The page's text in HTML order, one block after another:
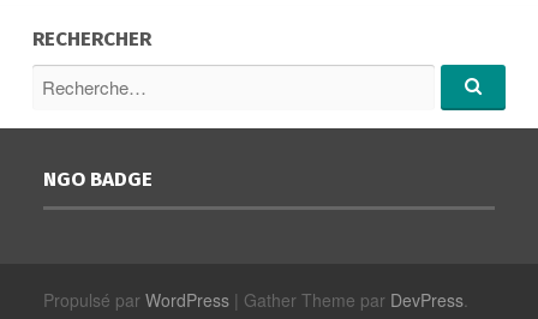
E
S
A
R
T
RECHERCHER
R
c
R
e
r
NGO BADGE
Propulsé par WordPress| Gather Theme par DevPress.